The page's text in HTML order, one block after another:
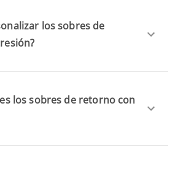
los sobres de
los sobres de retorno con